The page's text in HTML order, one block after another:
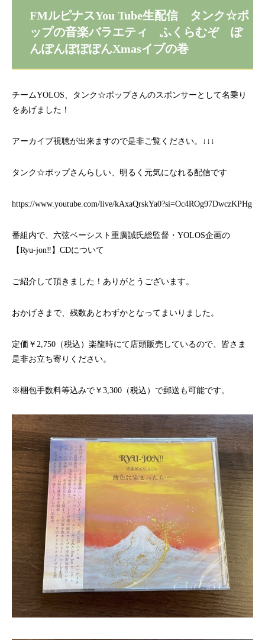
FMルピナスYou Tube生配信 タンク☆ポ
ップの音楽バラエティ ふくらむぞ ぽ
んぽんぽぽぽんXmasイブの巻
チームYOLOS、タンク☆ポップさんのスポンサーとして名乗り
をあげました！
アーカイブ視聴が出来ますので是非ご覧ください。↓↓↓
タンク☆ポップさんらしい、明るく元気になれる配信です
https://www.youtube.com/live/kAxaQrskYa0?si=Oc4ROg97DwczKPHg
番組内で、六弦ベーシスト重廣誠氏総監督・YOLOS企画の
【Ryu-jon‼】CDについて
ご紹介して頂きました！ありがとうございます。
おかげさまで、残数あとわずかとなってまいりました。
定価￥2,750（税込）楽龍時にて店頭販売しているので、皆さま
是非お立ち寄りください。
※梱包手数料等込みで￥3,300（税込）で郵送も可能です。